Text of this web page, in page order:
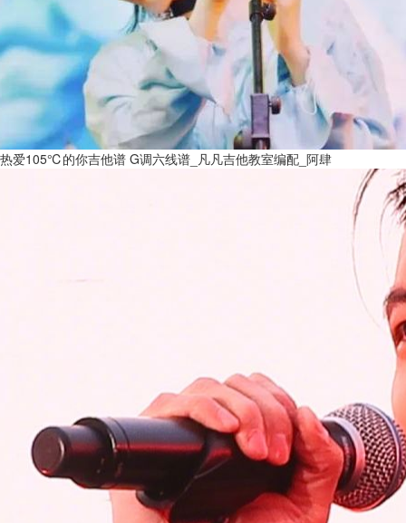
热爱105℃的你吉他谱 G调六线谱_凡凡吉他教室编配_阿肆